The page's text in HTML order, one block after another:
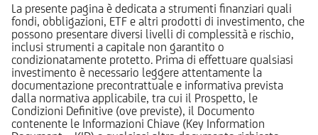
La presente pagina è dedicata a strumenti finanziari quali
fondi, obbligazioni, ETF e altri prodotti di investimento, che
possono presentare diversi livelli di complessità e rischio,
inclusi strumenti a capitale non garantito o
condizionatamente protetto. Prima di effettuare qualsiasi
investimento è necessario leggere attentamente la
documentazione precontrattuale e informativa prevista
dalla normativa applicabile, tra cui il Prospetto, le
Condizioni Definitive (ove previste), il Documento
contenente le Informazioni Chiave (Key Information